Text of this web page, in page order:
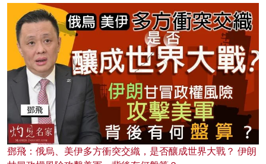
鄧飛：俄烏、美伊多方衝突交織，是否釀成世界大戰？ 伊朗